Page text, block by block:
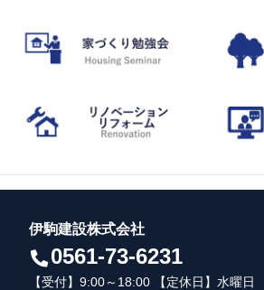
伊駒建設株式会社
0561-73-6231
【受付】9:00～18:00 【定休日】水曜日